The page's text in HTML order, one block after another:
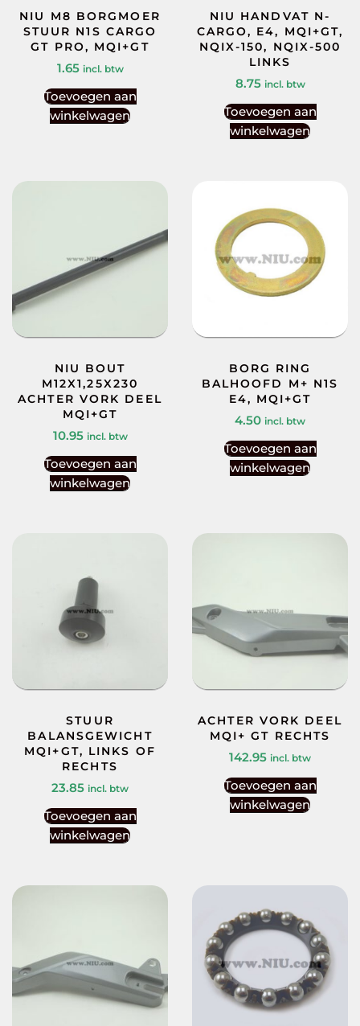
NIU M8 BORGMOER
STUUR N1S CARGO
GT PRO, MQI+GT
1.65 incl. btw
Toevoegen aan
winkelwagen
NIU HANDVAT N-
CARGO, E4, MQI+GT,
NQIX-150, NQIX-500
LINKS
8.75 incl. btw
Toevoegen aan
winkelwagen
NIU BOUT
M12X1,25X230
ACHTER VORK DEEL
MQI+GT
10.95 incl. btw
Toevoegen aan
winkelwagen
BORG RING
BALHOOFD M+ N1S
E4, MQI+GT
4.50 incl. btw
Toevoegen aan
winkelwagen
STUUR
BALANSGEWICHT
MQI+GT, LINKS OF
RECHTS
23.85 incl. btw
Toevoegen aan
winkelwagen
ACHTER VORK DEEL
MQI+ GT RECHTS
142.95 incl. btw
Toevoegen aan
winkelwagen